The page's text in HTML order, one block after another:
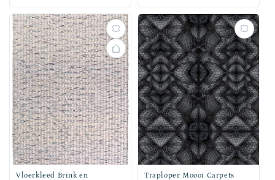
prijs
Vloerkleed Brink en
Traploper Moooi Carpets